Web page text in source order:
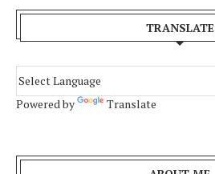
TRANSLATE
Powered by Translate